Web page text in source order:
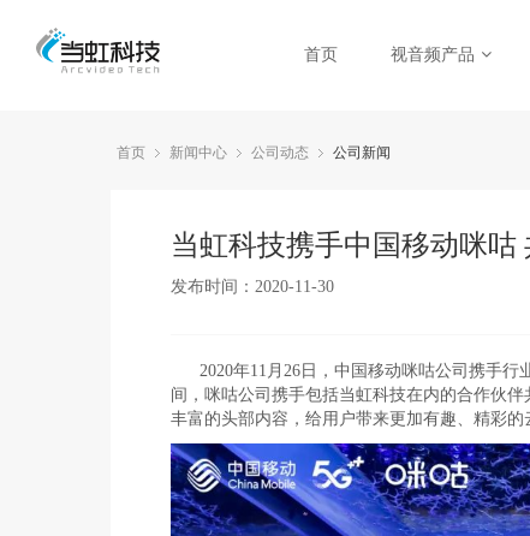
首页 视音频产品
首页 新闻中心 公司动态 公司新闻
当虹科技携手中国移动咪咕
发布时间：2020-11-30
2020年11月26日，中国移动咪咕公司携手
间，咪咕公司携手包括当虹科技在内的合作伙
丰富的头部内容，给用户带来更加有趣、精彩的